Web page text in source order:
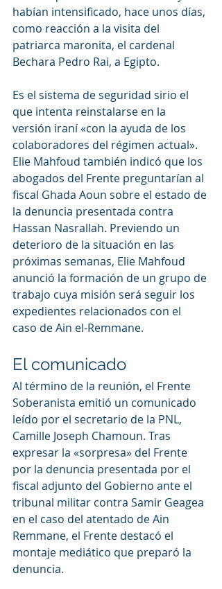
habían intensificado, hace unos días,
como reacción a la visita del
patriarca maronita, el cardenal
Bechara Pedro Rai, a Egipto.
Es el sistema de seguridad sirio el
que intenta reinstalarse en la
versión iraní «con la ayuda de los
colaboradores del régimen actual».
Elie Mahfoud también indicó que los
abogados del Frente preguntarían al
fiscal Ghada Aoun sobre el estado de
la denuncia presentada contra
Hassan Nasrallah. Previendo un
deterioro de la situación en las
próximas semanas, Elie Mahfoud
anunció la formación de un grupo de
trabajo cuya misión será seguir los
expedientes relacionados con el
caso de Ain el-Remmane.
El comunicado
Al término de la reunión, el Frente
Soberanista emitió un comunicado
leído por el secretario de la PNL,
Camille Joseph Chamoun. Tras
expresar la «sorpresa» del Frente
por la denuncia presentada por el
fiscal adjunto del Gobierno ante el
tribunal militar contra Samir Geagea
en el caso del atentado de Ain
Remmane, el Frente destacó el
montaje mediático que preparó la
denuncia.